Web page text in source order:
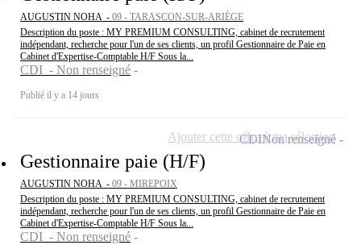
AUGUSTIN NOHA - 09 - TARASCON-SUR-ARIÈGE
Description du poste : MY PREMIUM CONSULTING, cabinet de recrutement
indépendant, recherche pour l'un de ses clients, un profil Gestionnaire de Paie en
Cabinet d'Expertise-Comptable H/F Sous la...
CDI - Non renseigné
Publié il y a 14 jours
Gestionnaire paie (H/F)
AUGUSTIN NOHA - 09 - MIREPOIX
Description du poste : MY PREMIUM CONSULTING, cabinet de recrutement
indépendant, recherche pour l'un de ses clients, un profil Gestionnaire de Paie en
Cabinet d'Expertise-Comptable H/F Sous la...
CDI - Non renseigné
CDINon renseigné
Ajouter cette offre à ma sélection